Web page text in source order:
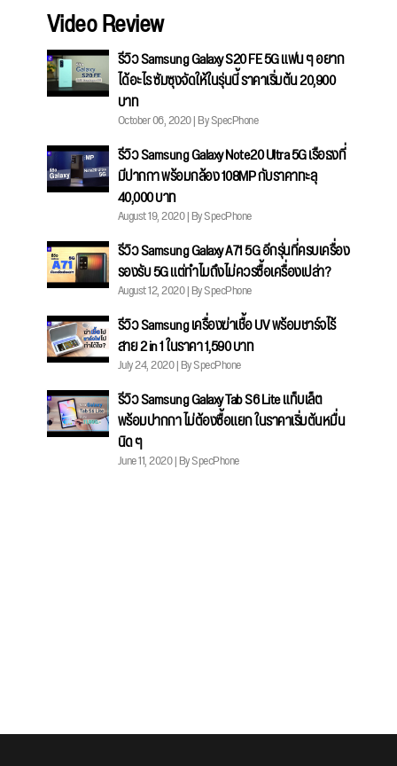
Video Review
รีวิว Samsung Galaxy S20 FE 5G แฟน ๆ อยาก
ได้อะไร ซัมซุงจัดให้ในรุ่นนี้ ราคาเริ่มต้น 20,900
บาท
October 06, 2020 | By SpecPhone
รีวิว Samsung Galaxy Note20 Ultra 5G เรือธงที่
มีปากกา พร้อมกล้อง 108MP กับราคาทะลุ
40,000 บาท
August 19, 2020 | By SpecPhone
รีวิว Samsung Galaxy A71 5G อีกรุ่นที่ครบเครื่อง
รองรับ 5G แต่ทำไมถึงไม่ควรซื้อเครื่องเปล่า?
August 12, 2020 | By SpecPhone
รีวิว Samsung เครื่องฆ่าเชื้อ UV พร้อมชาร์จไร้
สาย 2 in 1 ในราคา 1,590 บาท
July 24, 2020 | By SpecPhone
รีวิว Samsung Galaxy Tab S6 Lite แท็บเล็ต
พร้อมปากกา ไม่ต้องซื้อแยก ในราคาเริ่มต้นหมื่น
นิด ๆ
June 11, 2020 | By SpecPhone